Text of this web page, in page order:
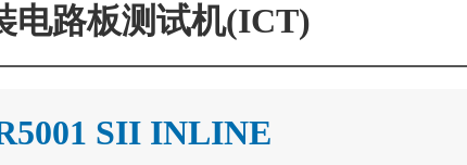
电路板测试机(ICT)
SII INLINE